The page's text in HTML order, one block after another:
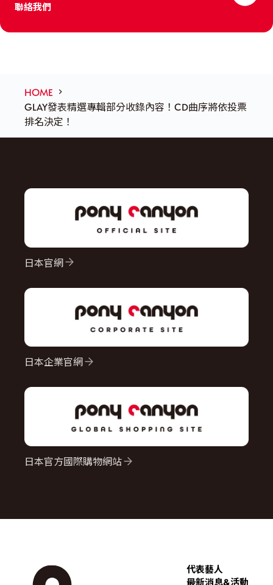
聯絡我們
HOME
GLAY發表精選專輯部分收錄內容！CD曲序將依投票
排名決定！
日本官網
日本企業官網
日本官方國際購物網站
代表藝人
最新消息&活動